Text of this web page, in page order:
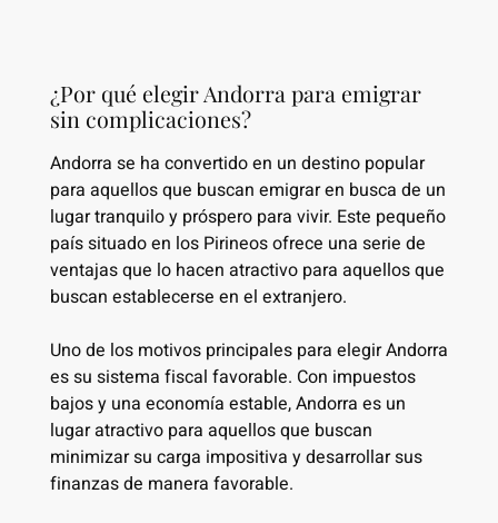
¿Por qué elegir Andorra para emigrar
sin complicaciones?
Andorra se ha convertido en un destino popular
para aquellos que buscan emigrar en busca de un
lugar tranquilo y próspero para vivir. Este pequeño
país situado en los Pirineos ofrece una serie de
ventajas que lo hacen atractivo para aquellos que
buscan establecerse en el extranjero.
Uno de los motivos principales para elegir Andorra
es su sistema fiscal favorable. Con impuestos
bajos y una economía estable, Andorra es un
lugar atractivo para aquellos que buscan
minimizar su carga impositiva y desarrollar sus
finanzas de manera favorable.